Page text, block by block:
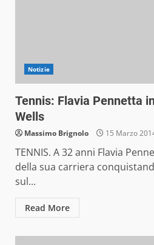
Notizie
Tennis: Flavia Pennetta
Wells
Massimo Brignolo 15 Marzo
TENNIS. A 32 anni Flavia
della sua carriera
sul...
Read More